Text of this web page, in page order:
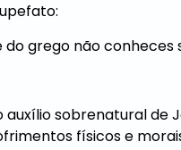
grego não
sobrenatural de
físicos e